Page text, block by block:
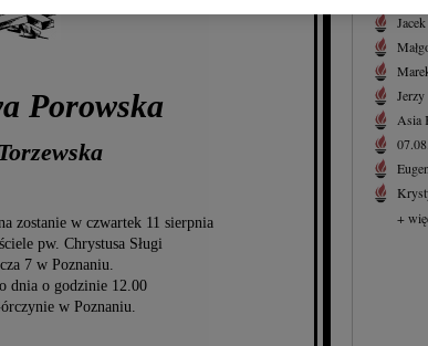
Porowska
zostanie w czwartek 11 sierpnia
pw. Chrystusa Sługi
7 w Poznaniu.
dnia o godzinie 12.00
w Poznaniu.
Asia
+
Aktywne skanowanie charakterystyki urządzenia do
lub dostęp do nich. Spersonalizowane reklamy i